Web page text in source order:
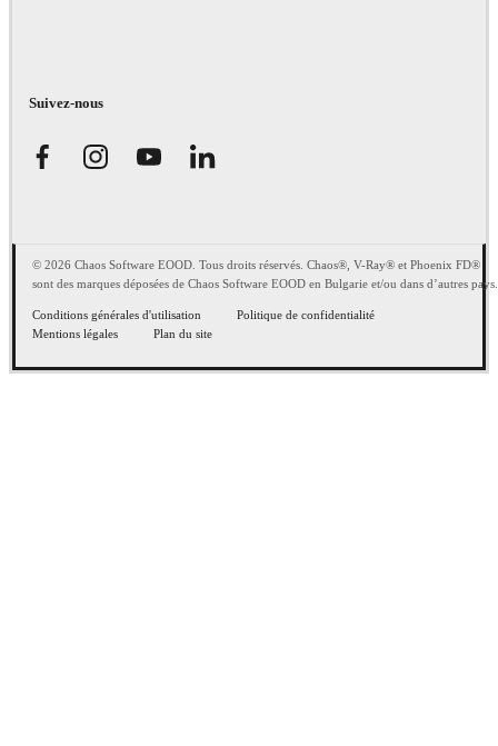
Suivez-nous
© 2026 Chaos Software EOOD. Tous droits réservés. Chaos®, V-Ray® et Phoenix FD®
sont des marques déposées de Chaos Software EOOD en Bulgarie et/ou dans d’autres pays.
Conditions générales d'utilisation
Politique de confidentialité
Mentions légales
Plan du site